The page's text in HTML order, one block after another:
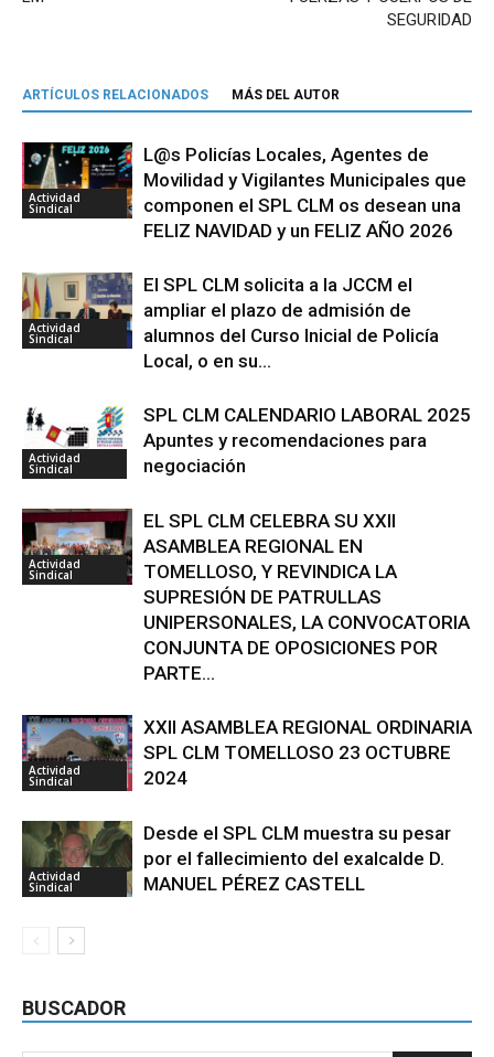
SEGURIDAD
ARTÍCULOS RELACIONADOS MÁS DEL AUTOR
Actividad
Sindical
L@s Policías Locales, Agentes de
Movilidad y Vigilantes Municipales que
componen el SPL CLM os desean una
FELIZ NAVIDAD y un FELIZ AÑO 2026
Actividad
Sindical
El SPL CLM solicita a la JCCM el
ampliar el plazo de admisión de
alumnos del Curso Inicial de Policía
Local, o en su...
Actividad
Sindical
SPL CLM CALENDARIO LABORAL 2025
Apuntes y recomendaciones para
negociación
Actividad
Sindical
EL SPL CLM CELEBRA SU XXII
ASAMBLEA REGIONAL EN
TOMELLOSO, Y REVINDICA LA
SUPRESIÓN DE PATRULLAS
UNIPERSONALES, LA CONVOCATORIA
CONJUNTA DE OPOSICIONES POR
PARTE...
Actividad
Sindical
XXII ASAMBLEA REGIONAL ORDINARIA
SPL CLM TOMELLOSO 23 OCTUBRE
2024
Actividad
Sindical
Desde el SPL CLM muestra su pesar
por el fallecimiento del exalcalde D.
MANUEL PÉREZ CASTELL
BUSCADOR